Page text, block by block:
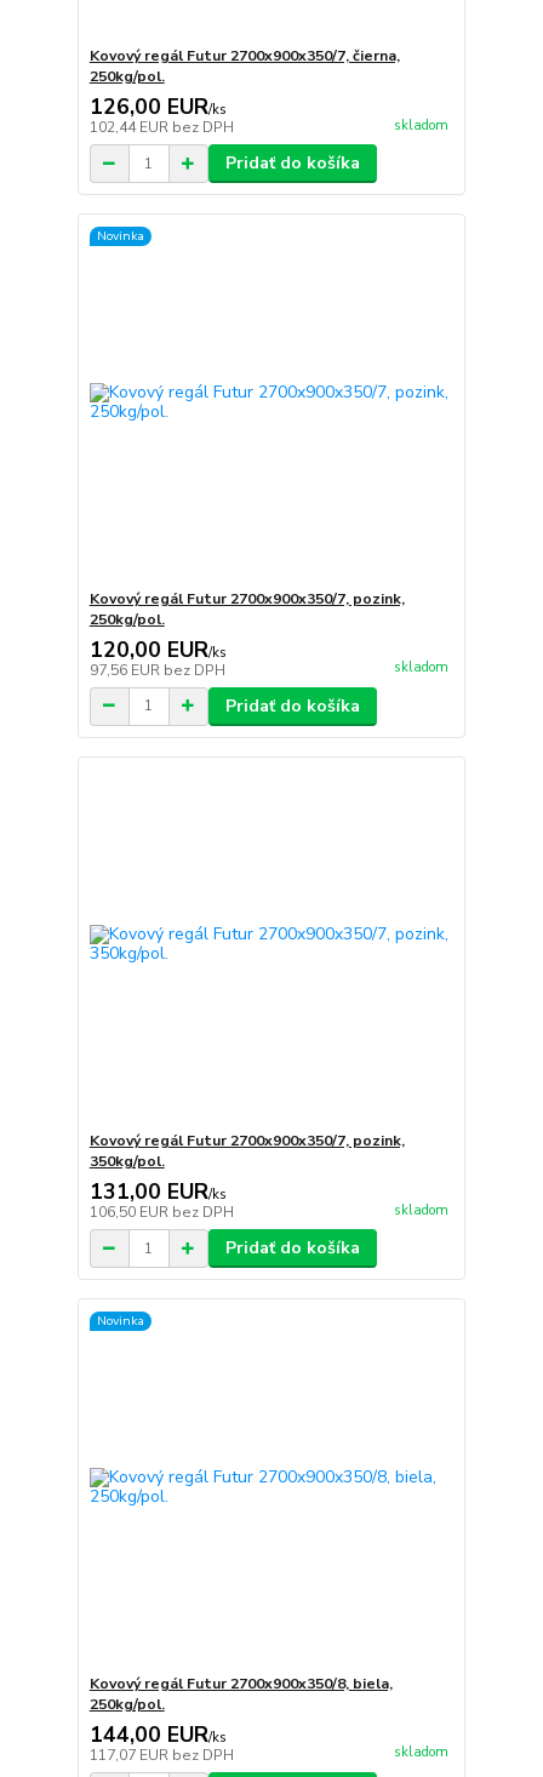
Kovový regál Futur 2700x900x350/7, čierna,
250kg/pol.
126,00 EUR/ks
102,44 EUR bez DPH skladom
Pridať do košíka
Novinka
Kovový regál Futur 2700x900x350/7, pozink,
250kg/pol.
120,00 EUR/ks
97,56 EUR bez DPH skladom
Pridať do košíka
Kovový regál Futur 2700x900x350/7, pozink,
350kg/pol.
131,00 EUR/ks
106,50 EUR bez DPH skladom
Pridať do košíka
Novinka
Kovový regál Futur 2700x900x350/8, biela,
250kg/pol.
144,00 EUR/ks
117,07 EUR bez DPH skladom